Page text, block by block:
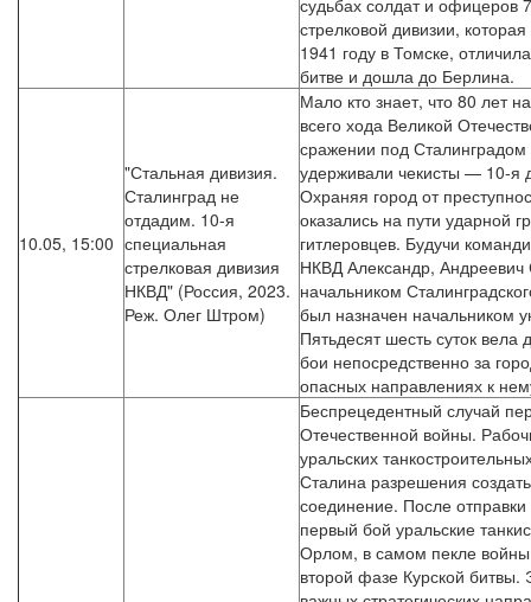
судьбах солдат и офицеров
стрелковой дивизии,
1941 году в Томске,
битве и дошла до Берлина.
10.05, 15:00
"Стальная дивизия.
Сталинград не
отдадим. 10-я
специальная
стрелковая дивизия
НКВД" (Россия, 2023.
Реж. Олег Штром)
Мало кто знает, что 80 лет
всего хода Великой
сражении под Сталинградом
удерживали чекисты — 10-я
Охраняя город от
оказались на пути ударной
гитлеровцев. Будучи
НКВД Александр,
начальником
был назначен начальником
Пятьдесят шесть суток вела
бои непосредственно за
опасных направлениях к
Беспрецедентный случай
Отечественной войны.
уральских
Сталина разрешения
соединение. После
первый бой уральские
Орлом, в самом пекле
второй фазе Курской битвы.